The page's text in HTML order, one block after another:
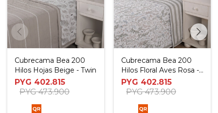
Cubrecama Bea 200
Hilos Hojas Beige - Twin
PYG 402.815
PYG 473.900
Cubrecama Bea 200
Hilos Floral Aves Rosa -
Twin
PYG 402.815
PYG 473.900